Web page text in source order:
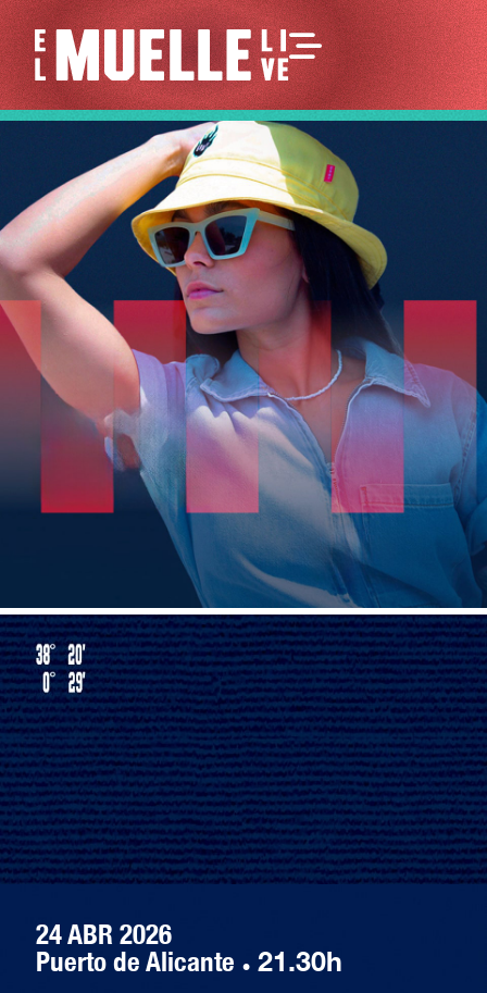
24 ABR 2026
Puerto de Alicante · 21.30h